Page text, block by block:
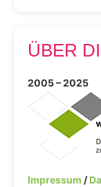
ÜBER
2005 – 2025
Impressum /